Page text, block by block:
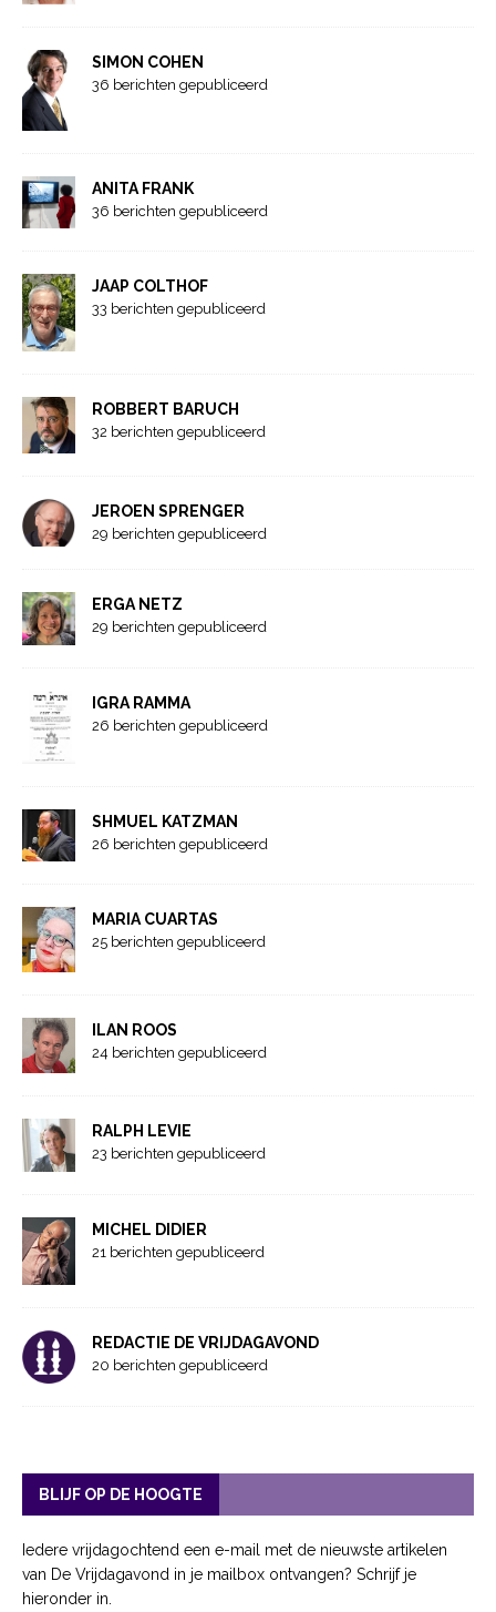
SIMON COHEN
36 berichten gepubliceerd
ANITA FRANK
36 berichten gepubliceerd
JAAP COLTHOF
33 berichten gepubliceerd
ROBBERT BARUCH
32 berichten gepubliceerd
JEROEN SPRENGER
29 berichten gepubliceerd
ERGA NETZ
29 berichten gepubliceerd
IGRA RAMMA
26 berichten gepubliceerd
SHMUEL KATZMAN
26 berichten gepubliceerd
MARIA CUARTAS
25 berichten gepubliceerd
ILAN ROOS
24 berichten gepubliceerd
RALPH LEVIE
23 berichten gepubliceerd
MICHEL DIDIER
21 berichten gepubliceerd
REDACTIE DE VRIJDAGAVOND
20 berichten gepubliceerd
BLIJF OP DE HOOGTE
Iedere vrijdagochtend een e-mail met de nieuwste artikelen
van De Vrijdagavond in je mailbox ontvangen? Schrijf je
hieronder in.